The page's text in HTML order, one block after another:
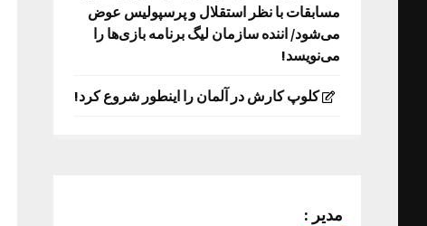
مسابقات با نظر استقلال و پرسپولیس عوض
می‌شود/ اننده سازمان لیگ برنامه بازی‌ها را
می‌نویسد!
کلوپ کارش در آلمان را اینطور شروع کرد!
مدیر :